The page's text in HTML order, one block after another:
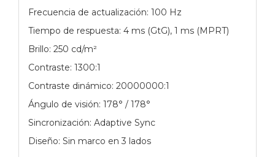
Frecuencia de actualización: 100 Hz
Tiempo de respuesta: 4 ms (GtG), 1 ms (MPRT)
Brillo: 250 cd/m²
Contraste: 1300:1
Contraste dinámico: 20000000:1
Ángulo de visión: 178° / 178°
Sincronización: Adaptive Sync
Diseño: Sin marco en 3 lados